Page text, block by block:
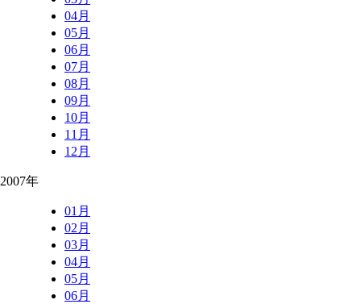
04月
05月
06月
07月
08月
09月
10月
11月
12月
2007年
01月
02月
03月
04月
05月
06月